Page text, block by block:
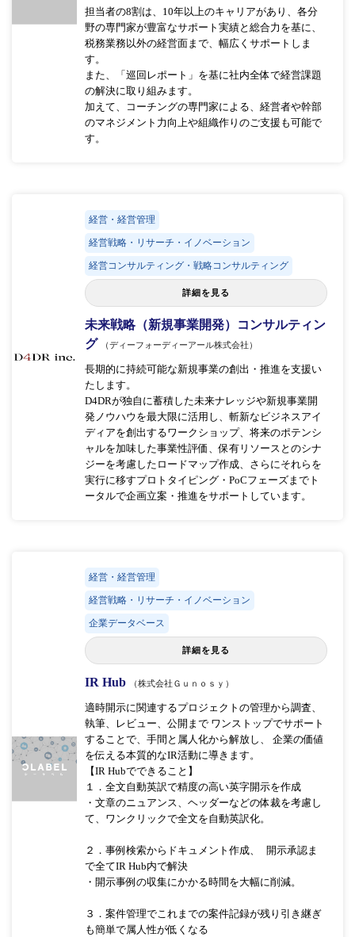
担当者の8割は、10年以上のキャリアがあり、各分
野の専門家が豊富なサポート実績と総合力を基に、
税務業務以外の経営面まで、幅広くサポートしま
す。
また、「巡回レポート」を基に社内全体で経営課題
の解決に取り組みます。
加えて、コーチングの専門家による、経営者や幹部
のマネジメント力向上や組織作りのご支援も可能で
す。
経営・経営管理
経営戦略・リサーチ・イノベーション
経営コンサルティング・戦略コンサルティング
詳細を見る
未来戦略（新規事業開発）コンサルティン
グ
（ディーフォーディーアール株式会社）
長期的に持続可能な新規事業の創出・推進を支援い
たします。
D4DRが独自に蓄積した未来ナレッジや新規事業開
発ノウハウを最大限に活用し、斬新なビジネスアイ
ディアを創出するワークショップ、将来のポテンシ
ャルを加味した事業性評価、保有リソースとのシナ
ジーを考慮したロードマップ作成、さらにそれらを
実行に移すプロトタイピング・PoCフェーズまでト
ータルで企画立案・推進をサポートしています。
経営・経営管理
経営戦略・リサーチ・イノベーション
企業データベース
詳細を見る
IR Hub （株式会社Ｇｕｎｏｓｙ）
適時開示に関連するプロジェクトの管理から調査、
執筆、レビュー、公開まで ワンストップでサポート
することで、手間と属人化から解放し、 企業の価値
を伝える本質的なIR活動に導きます。
【IR Hubでできること】
１．全文自動英訳で精度の高い英字開示を作成
・文章のニュアンス、ヘッダーなどの体裁を考慮し
て、ワンクリックで全文を自動英訳化。
２．事例検索からドキュメント作成、 開示承認ま
で全てIR Hub内で解決
・開示事例の収集にかかる時間を大幅に削減。
３．案件管理でこれまでの案件記録が残り引き継ぎ
も簡単で属人性が低くなる